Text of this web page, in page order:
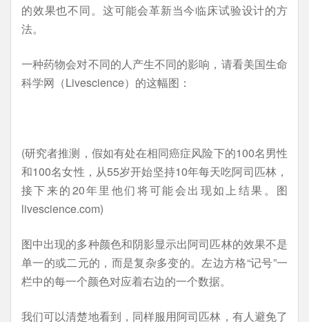
的效果也不同。这可能会革新当今临床试验设计的方
法。
一种药物会对不同的人产生不同的影响，请看美国生命
科学网（Livescience）的这幅图：
(研究者推测，假如有处在相同癌症风险下的100名男性
和100名女性，从55岁开始坚持10年每天吃阿司匹林，
接下来的20年里他们将可能会出现如上结果。图
livescience.com)
图中出现的多种颜色和阴影显示出阿司匹林的效果不是
单一的或二元的，而是复杂多变的。左边方格“记号”一
栏中的每一个颜色对应着右边的一个数据。
我们可以清楚地看到，同样服用阿司匹林，有人避免了